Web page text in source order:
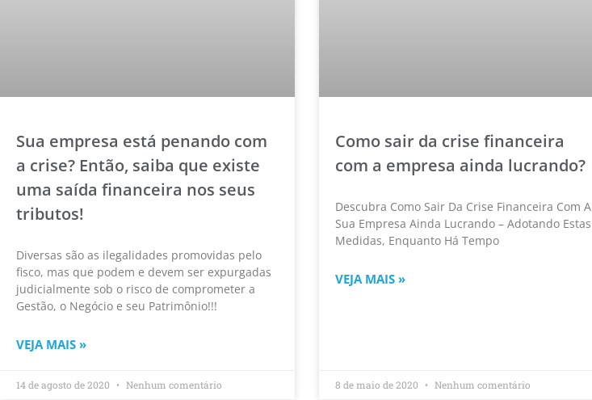
Sua empresa está penando com
a crise? Então, saiba que existe
uma saída financeira nos seus
tributos!
Diversas são as ilegalidades promovidas pelo
fisco, mas que podem e devem ser expurgadas
judicialmente sob o risco de comprometer a
Gestão, o Negócio e seu Patrimônio!!!
VEJA MAIS »
14 de agosto de 2020 Nenhum comentário
Como sair da crise financeira
com a empresa ainda lucrando?
Descubra Como Sair Da Crise Financeira Com A
Sua Empresa Ainda Lucrando – Adotando Estas
Medidas, Enquanto Há Tempo
VEJA MAIS »
8 de maio de 2020 Nenhum comentário